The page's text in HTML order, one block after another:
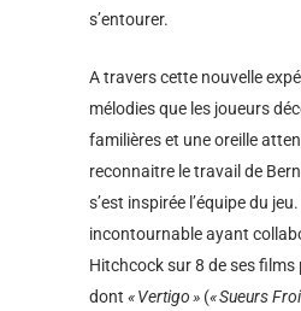
s’entourer.
A travers cette nouvelle
mélodies que les joueurs
familières et une oreille
reconnaitre le travail de
s’est inspirée l’équipe du
incontournable ayant
Hitchcock sur 8 de ses films
dont « Vertigo » (« Sueurs